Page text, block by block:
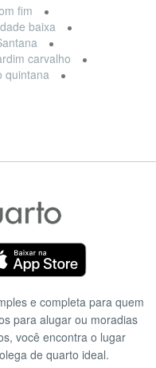
fim
baixa
carvalho
quintana
e completa para quem
para alugar ou moradias
você encontra o lugar
de quarto ideal.